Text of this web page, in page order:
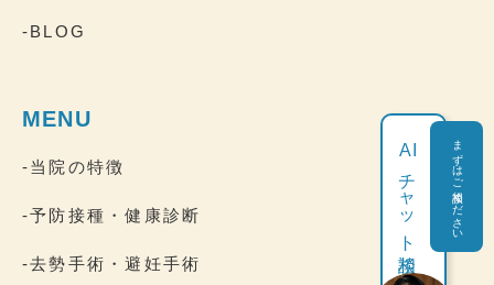
-BLOG
MENU
-当院の特徴
-予防接種・健康診断
-去勢手術・避妊手術
AI
チャット相談 まずはご相談ください